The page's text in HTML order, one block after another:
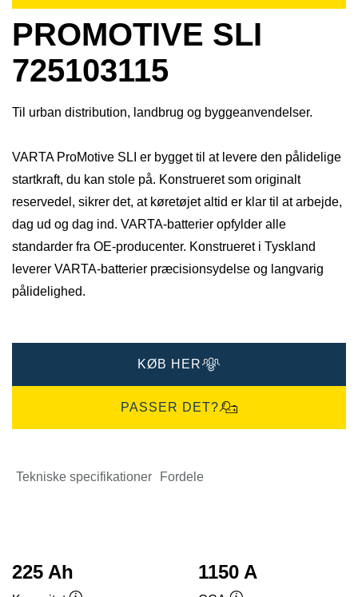
PROMOTIVE SLI
725103115
Til urban distribution, landbrug og byggeanvendelser.
VARTA ProMotive SLI er bygget til at levere den pålidelige
startkraft, du kan stole på. Konstrueret som originalt
reservedel, sikrer det, at køretøjet altid er klar til at arbejde,
dag ud og dag ind. VARTA-batterier opfylder alle
standarder fra OE-producenter. Konstrueret i Tyskland
leverer VARTA-batterier præcisionsydelse og langvarig
pålidelighed.
KØB HER
PASSER DET?
Tekniske specifikationer Fordele
225 Ah 1150 A